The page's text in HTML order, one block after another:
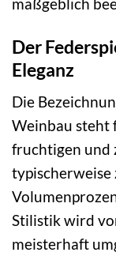
Der
Eleganz
Die
Weinbau steht
fruchtigen und
typischerweise
Stilistik wird
meisterhaft